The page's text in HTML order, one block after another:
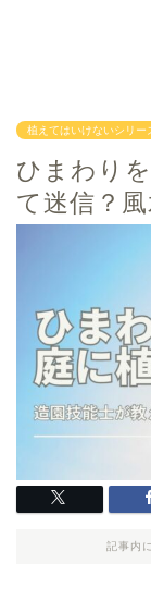
植えてはいけないシリー
ひまわり
て迷信？
記事内